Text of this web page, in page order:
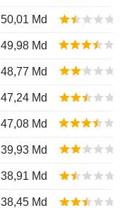
50,01 Md
49,98 Md
48,77 Md
47,24 Md
47,08 Md
39,93 Md
38,91 Md
38,45 Md